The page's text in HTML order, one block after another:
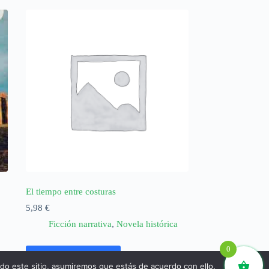
El tiempo entre costuras
5,98€
Ficción narrativa, Novela histórica
0
este sitio, asumiremos que estás de acuerdo con ello.